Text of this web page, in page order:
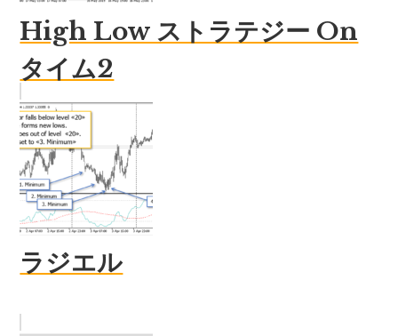
High Low ストラテジー On
タイム2
ラジエル